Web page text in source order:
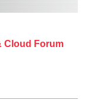
Cloud Forum